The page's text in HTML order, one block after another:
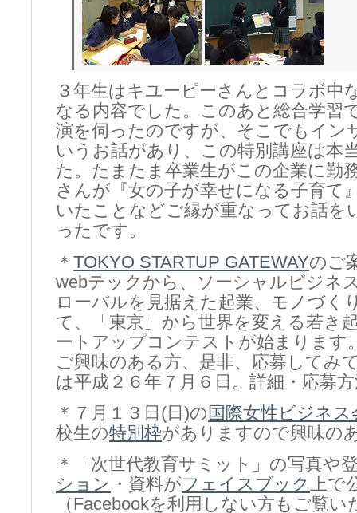
３年生はキユーピーさんとコラボ中
なる内容でした。このあと総合学習
演を伺ったのですが、そこでもイン
いうお話があり、この特別講座は本
た。たまたま卒業生がこの企業に勤
さんが『女の子が幸せになる子育て
いたことなどご縁が重なってお話を
ったです。
＊ TOKYO STARTUP GATEWAYのご
webテックから、ソーシャルビジネ
ローバルを見据えた起業、モノづく
て、「東京」から世界を変える若き
ートアップコンテストが始まります
ご興味のある方、是非、応募してみ
は平成２６年７月６日。詳細・応募
＊７月１３日(日)の 国際女性ビジネス
校生の特別枠がありますので興味の
＊「次世代教育サミット」の写真や
ション ・資料がフェイスブック 上で
（Facebookを利用しない方もご覧